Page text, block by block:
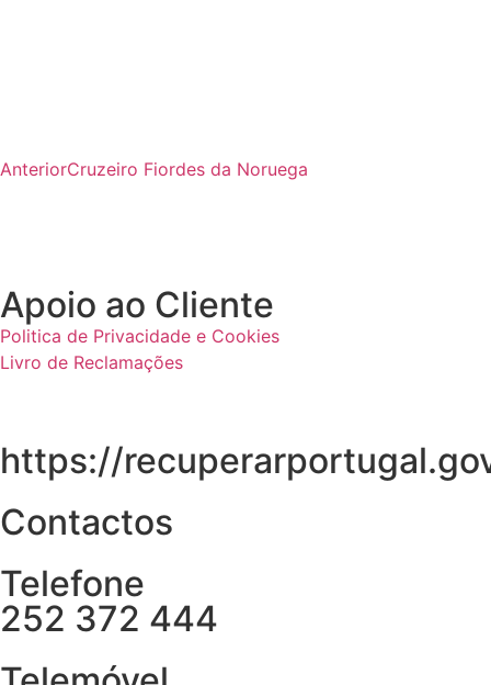
AnteriorCruzeiro Fiordes da Noruega
Apoio ao Cliente
Politica de Privacidade e Cookies
Livro de Reclamações
https://
Contactos
Telefone
252 372 444